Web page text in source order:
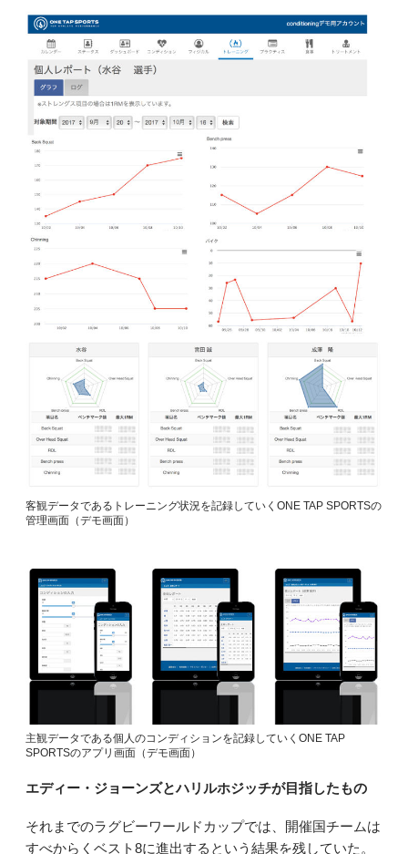
客観データであるトレーニング状況を記録していくONE TAP SPORTSの
管理画面（デモ画面）
主観データである個人のコンディションを記録していくONE TAP
SPORTSのアプリ画面（デモ画面）
エディー・ジョーンズとハリルホジッチが目指したもの
それまでのラグビーワールドカップでは、開催国チームは
すべからくベスト8に進出するという結果を残していた。